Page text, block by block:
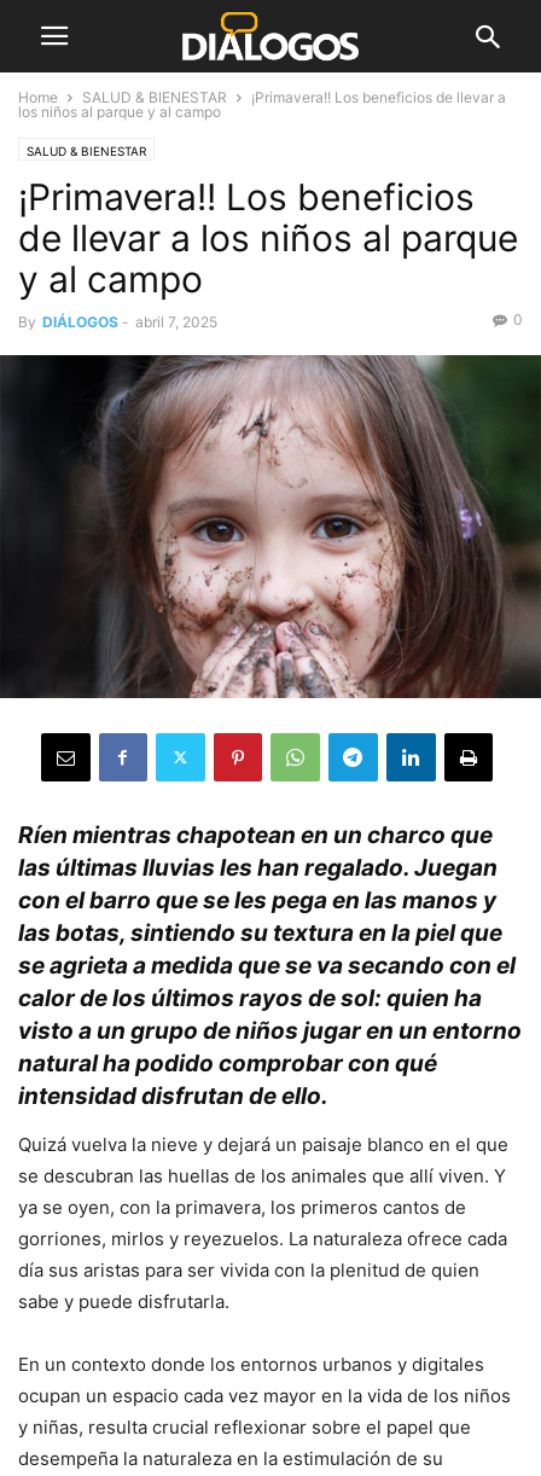
Home SALUD & BIENESTAR
¡Primavera!! Los beneficios de llevar a
los niños al parque y al campo
SALUD & BIENESTAR
¡Primavera!! Los beneficios
de llevar a los niños al parque
y al campo
By DIÁLOGOS - abril 7, 2025 0
Ríen mientras chapotean en un charco que
las últimas lluvias les han regalado. Juegan
con el barro que se les pega en las manos y
las botas, sintiendo su textura en la piel que
se agrieta a medida que se va secando con el
calor de los últimos rayos de sol: quien ha
visto a un grupo de niños jugar en un entorno
natural ha podido comprobar con qué
intensidad disfrutan de ello.
Quizá vuelva la nieve y dejará un paisaje blanco en el que
se descubran las huellas de los animales que allí viven. Y
ya se oyen, con la primavera, los primeros cantos de
gorriones, mirlos y reyezuelos. La naturaleza ofrece cada
día sus aristas para ser vivida con la plenitud de quien
sabe y puede disfrutarla.
En un contexto donde los entornos urbanos y digitales
ocupan un espacio cada vez mayor en la vida de los niños
y niñas, resulta crucial reflexionar sobre el papel que
desempeña la naturaleza en la estimulación de su